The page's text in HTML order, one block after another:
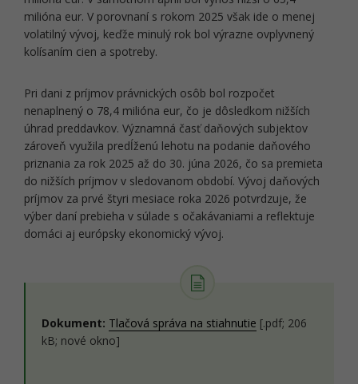
milióna eur. V porovnaní s rokom 2025 však ide o menej
volatilný vývoj, keďže minulý rok bol výrazne ovplyvnený
kolísaním cien a spotreby.
Pri dani z príjmov právnických osôb bol rozpočet
nenaplnený o 78,4 milióna eur, čo je dôsledkom nižších
úhrad preddavkov. Významná časť daňových subjektov
zároveň využila predĺženú lehotu na podanie daňového
priznania za rok 2025 až do 30. júna 2026, čo sa premieta
do nižších príjmov v sledovanom období. Vývoj daňových
príjmov za prvé štyri mesiace roka 2026 potvrdzuje, že
výber daní prebieha v súlade s očakávaniami a reflektuje
domáci aj európsky ekonomický vývoj.
Dokument: Tlačová správa na stiahnutie [.pdf; 206
kB; nové okno]